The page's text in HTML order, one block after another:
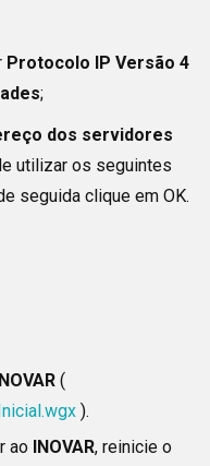
Protocolo IP Versão 4
;
dos servidores
utilizar os seguintes
seguida clique em OK.
(
).
ao INOVAR, reinicie o